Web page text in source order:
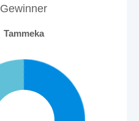
Gewinner
Tammeka